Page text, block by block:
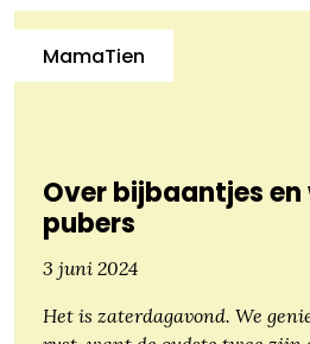
Over bijbaantjes en
pubers
MamaTien
3 juni 2024
Het is zaterdagavond. We